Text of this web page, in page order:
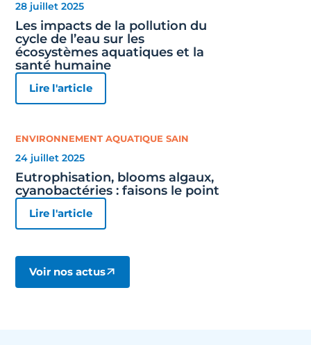
28 juillet 2025
Les impacts de la pollution du
cycle de l’eau sur les
écosystèmes aquatiques et la
santé humaine
Lire l'article
ENVIRONNEMENT AQUATIQUE SAIN
24 juillet 2025
Eutrophisation, blooms algaux,
cyanobactéries : faisons le point
Lire l'article
Voir nos actus